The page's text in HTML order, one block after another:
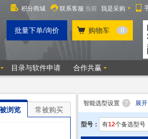
浏览 常被购买
智能选型设置 展开
型号： 有12个备选型号